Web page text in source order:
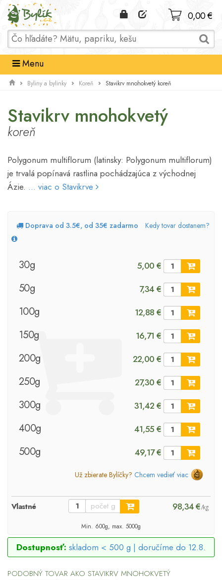
Domov
0,00 €
Menu
Byliny a bylinky Koreň Stavikrv mnohokvetý koreň
Stavikrv mnohokvetý
koreň
Polygonum multiflorum (latinsky: Polygonum multiflorum)
je trvalá popínavá rastlina pochádzajúca z východnej
Ázie. ... viac o Stavikrve
Doprava od 3.5€, od 35€ zadarmo Kedy tovar dostanem?
30g 5,00 €
50g 7,34 €
100g 12,88 €
150g 16,71 €
200g 22,00 €
250g 27,30 €
300g 31,42 €
400g 41,55 €
500g 49,17 €
Už zbierate Bylíčky? Chcem vedieť viac
Vlastné 98,34 €/kg
Min. 600g, max. 5000g
Dostupnosť: skladom < 500 g | doručíme do 12.8.
PODOBNÝ TOVAR AKO STAVIKRV MNOHOKVETÝ